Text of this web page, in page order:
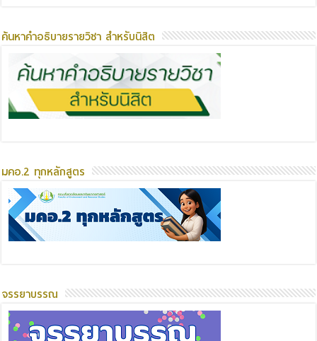
ค้นหาคำอธิบายรายวิชา สำหรับนิสิต
มคอ.2 ทุกหลักสูตร
จรรยาบรรณ